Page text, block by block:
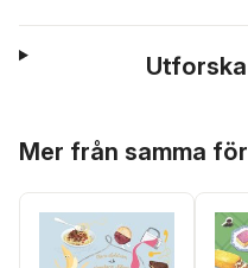
Mer från samma